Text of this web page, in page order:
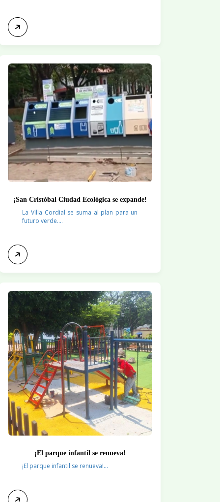
¡San Cristóbal Ciudad Ecológica se expande!
La Villa Cordial se suma al plan para un
futuro verde....
¡El parque infantil se renueva!
¡El parque infantil se renueva!...